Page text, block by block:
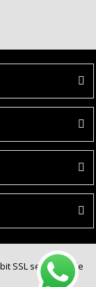
SSL sertifikası ile